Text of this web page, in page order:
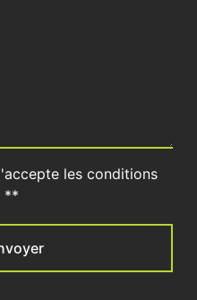
les conditions
**